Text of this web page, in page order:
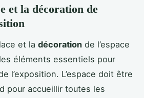
et la décoration de
et la décoration de l’espace
éléments essentiels pour
l’exposition. L’espace doit être
pour accueillir toutes les